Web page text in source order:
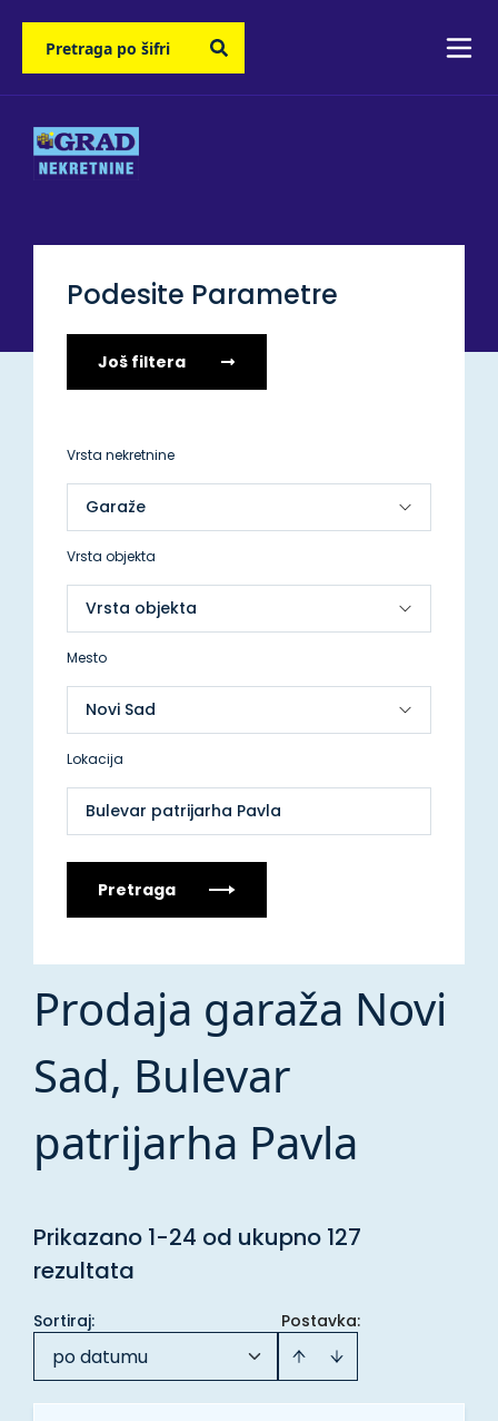
Podesite Parametre
Još filtera
Vrsta nekretnine
Vrsta objekta
Mesto
Lokacija
Bulevar patrijarha Pavla
Pretraga
Prodaja garaža Novi
Sad, Bulevar
patrijarha Pavla
Prikazano 1-24 od ukupno 127
rezultata
Postavka:
Sortiraj:
po datumu